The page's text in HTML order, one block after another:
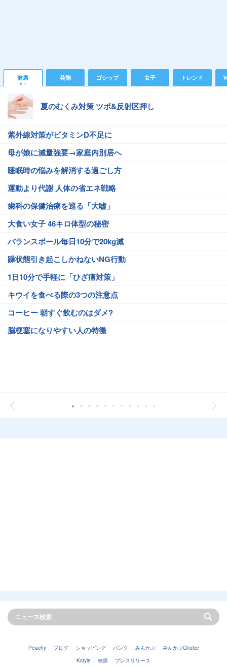
健康 芸能 ゴシップ 女子 トレンド
夏のむくみ対策 ツボ&反射区押し
紫外線対策がビタミンD不足に
母が娘に減量強要→家庭内別居へ
睡眠時の悩みを解消する過ごし方
運動より代謝 人体の省エネ戦略
歯科の保健治療を巡る「大嘘」
大食い女子 46キロ体型の秘密
バランスボール毎日10分で20kg減
躁状態引き起こしかねないNG行動
1日10分で手軽に「ひざ痛対策」
キウイを食べる際の3つの注意点
コーヒー 朝すぐ飲むのはダメ?
脳梗塞になりやすい人の特徴
Peachy ブログ ショッピング バンク みんかぶ
みんかぶChoice
Kstyle
株探 プレスリリース